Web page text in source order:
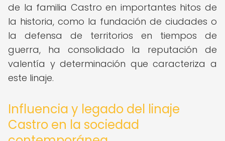
de la familia Castro en importantes hitos de
la historia, como la fundación de ciudades o
la defensa de territorios en tiempos de
guerra, ha consolidado la reputación de
valentía y determinación que caracteriza a
este linaje.
Influencia y legado del linaje
Castro en la sociedad